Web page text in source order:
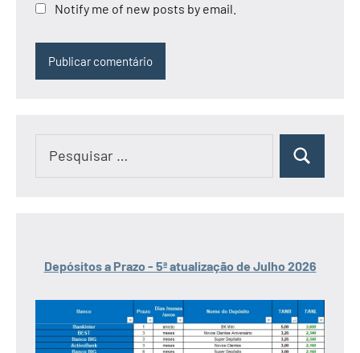
Notify me of new posts by email.
Pesquisar
Depósitos a Prazo - 5ª atualização de Julho 2026